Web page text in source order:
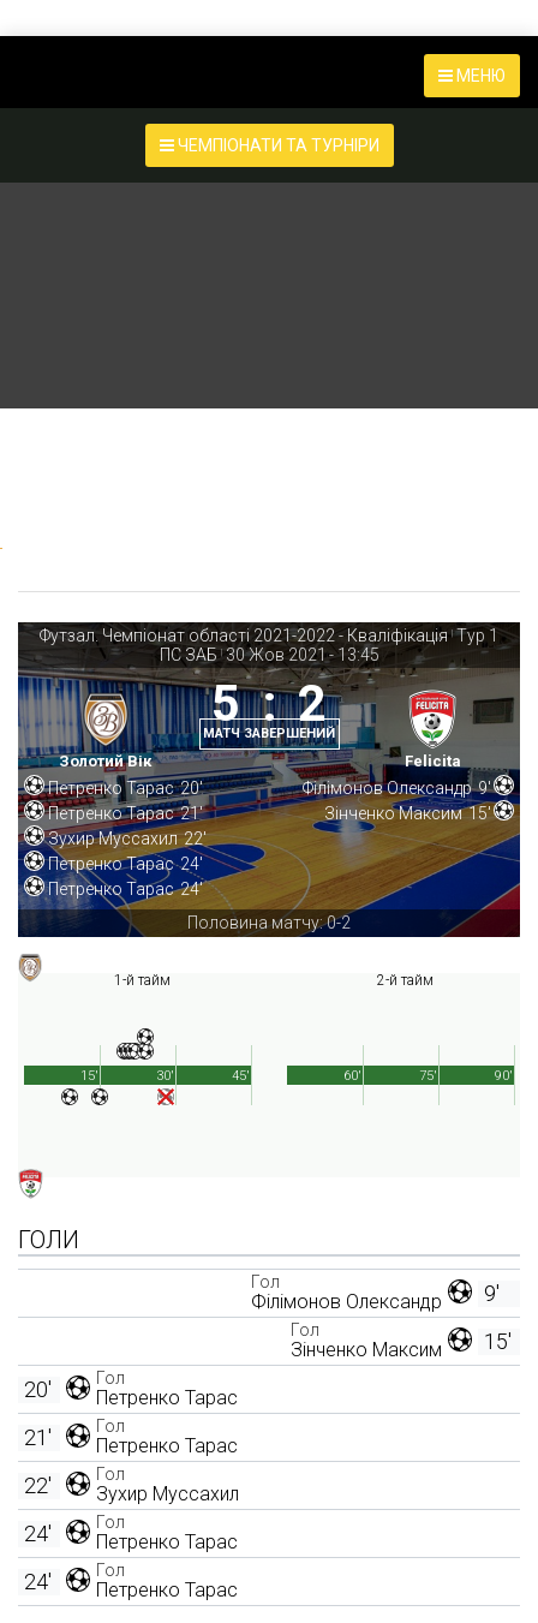
МЕНЮ
ЧЕМПІОНАТИ ТА ТУРНІРИ
Футзал. Чемпіонат області 2021-2022 - Кваліфікація | Тур 1
ПС ЗАБ | 30 Жов 2021-13:45
Золотий Вік
5 : 2
МАТЧ ЗАВЕРШЕНИЙ
Felicita
Петренко Тарас 20'
Петренко Тарас 21'
Зухир Муссахил 22'
Петренко Тарас 24'
Петренко Тарас 24'
Філімонов Олександр 9'
Зінченко Максим 15'
Половина матчу: 0-2
1-й тайм
45'
15' 30'
2-й тайм
90'
60' 75'
ГОЛИ
9'
Гол
Філімонов Олександр
15'
Гол
Зінченко Максим
Гол
Петренко Тарас
20'
Гол
Петренко Тарас
21'
Гол
Зухир Муссахил
22'
Гол
Петренко Тарас
24'
Гол
Петренко Тарас
24'